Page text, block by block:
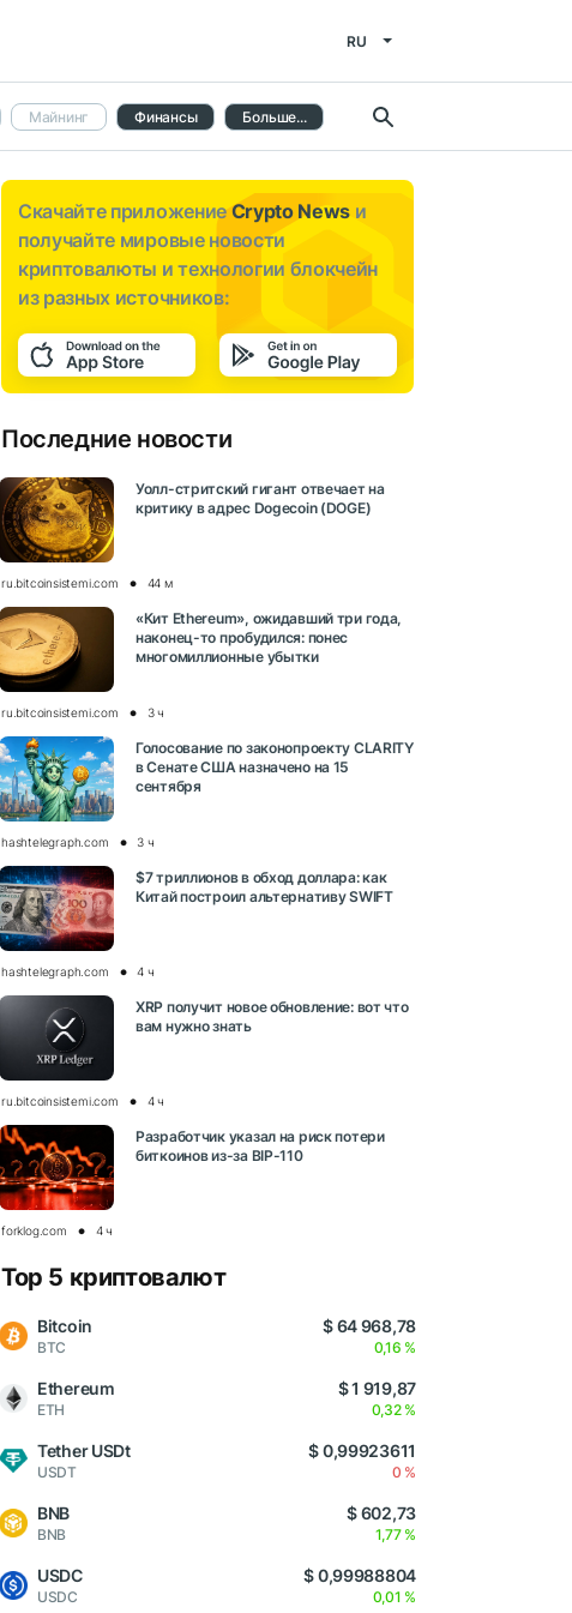
RU
Майнинг Финансы Больше...
Скачайте приложениеCrypto News и
получайте мировые новости
криптовалюты и технологии блокчейн
из разных источников:
Последние новости
Уолл-стритский гигант отвечает на
критику в адрес Dogecoin (DOGE)
ru.bitcoinsistemi.com 44 м
«Кит Ethereum», ожидавший три года,
наконец-то пробудился: понес
многомиллионные убытки
ru.bitcoinsistemi.com 3 ч
Голосование по законопроекту CLARITY
в Сенате США назначено на 15
сентября
hashtelegraph.com 3 ч
$7 триллионов в обход доллара: как
Китай построил альтернативу SWIFT
hashtelegraph.com 4 ч
XRP получит новое обновление: вот что
вам нужно знать
ru.bitcoinsistemi.com 4 ч
Разработчик указал на риск потери
биткоинов из-за BIP-110
forklog.com 4 ч
Top 5 криптовалют
Bitcoin
BTC
$ 64 968,78
0,16 %
Ethereum
ETH
$ 1 919,87
0,32 %
Tether USDt
USDT
$ 0,99923611
0 %
BNB
BNB
$ 602,73
1,77 %
USDC
USDC
$ 0,99988804
0,01 %